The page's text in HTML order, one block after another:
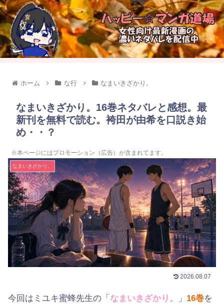
ホーム な行 なまいきざかり。
なまいきざかり。16巻ネタバレと感想。最
新刊を無料で読む。袴田が由希を口説き始
め・・？
※本ページにはプロモーション（広告）が含まれてます。
なまいきざかり。
2026.08.07
今回はミユキ蜜蜂先生の「 なまいきざかり。 」 16巻を